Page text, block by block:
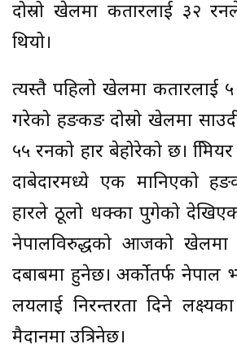
दोस्रो खेलमा कतारलाई ३२
थियो।
त्यस्तै पहिलो खेलमा कतारलाई
गरेको हङकङ दोस्रो खेलमा
५५ रनको हार बेहोरेको छ।
दाबेदारमध्ये एक मानिएको
हारले ठूलो धक्का पुगेको
नेपालविरुद्धको आजको खेलमा
दबाबमा हुनेछ। अर्कोतर्फ
लयलाई निरन्तरता दिने
मैदानमा उत्रिनेछ।